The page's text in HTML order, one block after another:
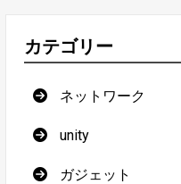
カテゴリー
ネットワーク
unity
ガジェット